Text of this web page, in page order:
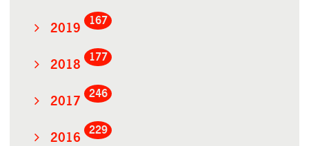
2019
167
2018
177
2017
246
2016
229